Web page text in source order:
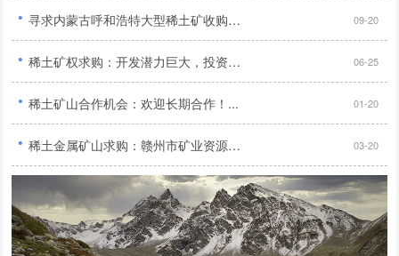
· 寻求内蒙古呼和浩特大型稀土矿收购：技术先进，投资亿元以上！... 09-20
· 稀土矿权求购：开发潜力巨大，投资商机无限！... 06-25
· 稀土矿山合作机会：欢迎长期合作！... 01-20
· 稀土金属矿山求购：赣州市矿业资源合作机遇！... 03-20